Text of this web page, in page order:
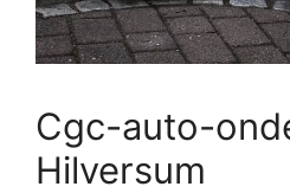
Cgc-auto-
Hilversum